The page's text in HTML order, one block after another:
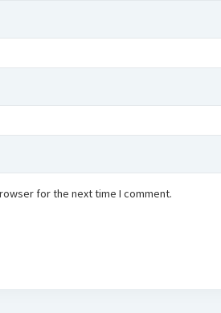
for the next time I comment.